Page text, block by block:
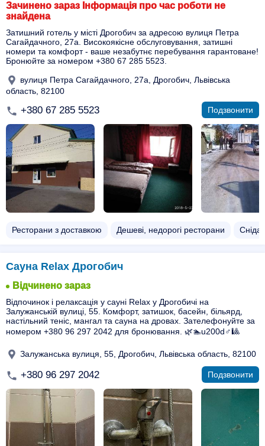
Зачинено зараз Інформація про час роботи не
знайдена
Затишний готель у місті Дрогобич за адресою вулиця Петра
Сагайдачного, 27а. Високоякісне обслуговування, затишні
номери та комфорт - ваше незабутнє перебування гарантоване!
Бронюйте за номером +380 67 285 5523.
вулиця Петра Сагайдачного, 27а, Дрогобич, Львівська
область, 82100
+380 67 285 5523 Подзвонити
Ресторани з доставкою Дешеві, недорогі ресторани
Сауна Relax Дрогобич
Відчинено зараз
Відпочинок і релаксація у сауні Relax у Дрогобичі на
Залужанській вулиці, 55. Комфорт, затишок, басейн, більярд,
настільний теніс, мангал та сауна на дровах. Зателефонуйте за
номером +380 96 297 2042 для бронювання. 🌿🏊u200d♂️🎱
Залужанська вулиця, 55, Дрогобич, Львівська область, 82100
+380 96 297 2042 Подзвонити